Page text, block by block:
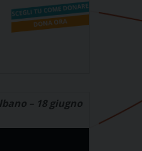
– 18 giugno